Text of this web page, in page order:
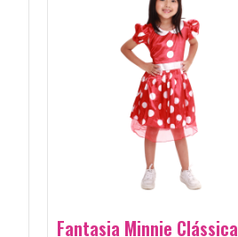
Fantasia Minnie Clássica